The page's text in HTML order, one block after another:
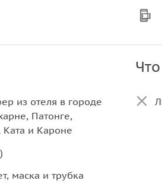
из отеля в городе
Патонге,
Ката и Кароне
маска и трубка